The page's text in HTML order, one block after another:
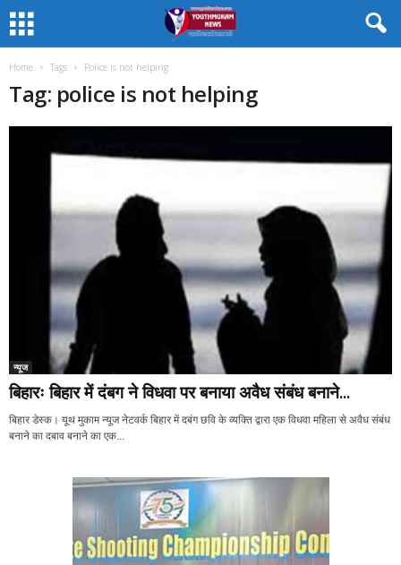
Home Tags Police is not helping
Tag: police is not helping
न्यूज
बिहारः बिहार में दंबग ने विधवा पर बनाया अवैध संबंध बनाने...
बिहार डेस्क। यूथ मुकाम न्यूज नेटवर्क बिहार में दबंग छवि के व्यक्ति द्वारा एक विधवा महिला से अवैध संबंध
बनाने का दबाव बनाने का एक...